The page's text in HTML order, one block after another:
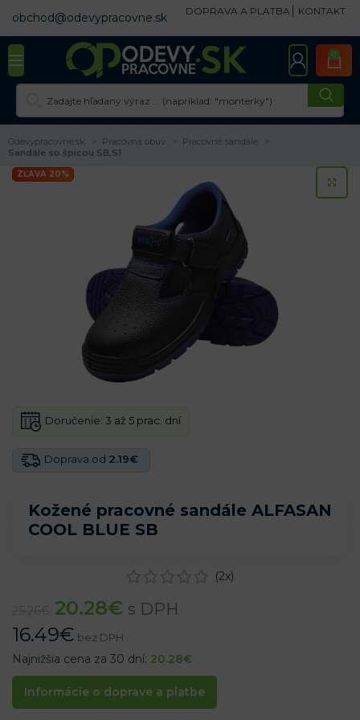
obchod@odevypracovne.sk DOPRAVA A PLATBA KONTAKT
0
Odevypracovne.sk Pracovná obuv
Pracovné sandále
Sandále so špicou SB,S1
ZĽAVA 20%
Kožené pracovné sandále ALFASAN
COOL BLUE SB
Doprava od 2.19€
Doručenie: 3 až 5 prac. dní
(2x)
20.28€ s DPH
16.49€ bez DPH
Najnižšia cena za 30 dní: 20.28€
Informácie o doprave a platbe